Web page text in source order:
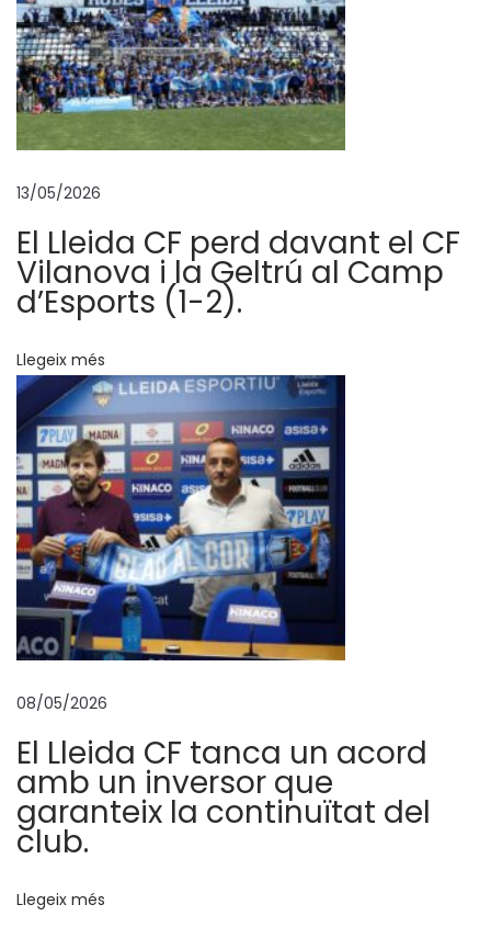
e
m
l
a
m
l
l
o
d
e
l
s
s
o
r
t
M
f
o
r
t
,
13/05/2026
El Lleida CF perd davant el CF
Vilanova i la Geltrú al Camp
d’Esports (1-2).
Llegeix més
08/05/2026
El Lleida CF tanca un acord
amb un inversor que
garanteix la continuïtat del
club.
Llegeix més